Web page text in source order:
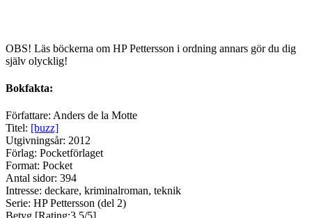
OBS! Läs böckerna om HP Pettersson i ordning annars gör du dig
själv olycklig!
Bokfakta:
Författare: Anders de la Motte
Titel: [buzz]
Utgivningsår: 2012
Förlag: Pocketförlaget
Format: Pocket
Antal sidor: 394
Intresse: deckare, kriminalroman, teknik
Serie: HP Pettersson (del 2)